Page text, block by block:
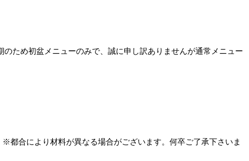
ため初盆メニューのみで、誠に申し訳ありませんが通常メニュー
合により材料が異なる場合がございます。何卒ご了承下さいま